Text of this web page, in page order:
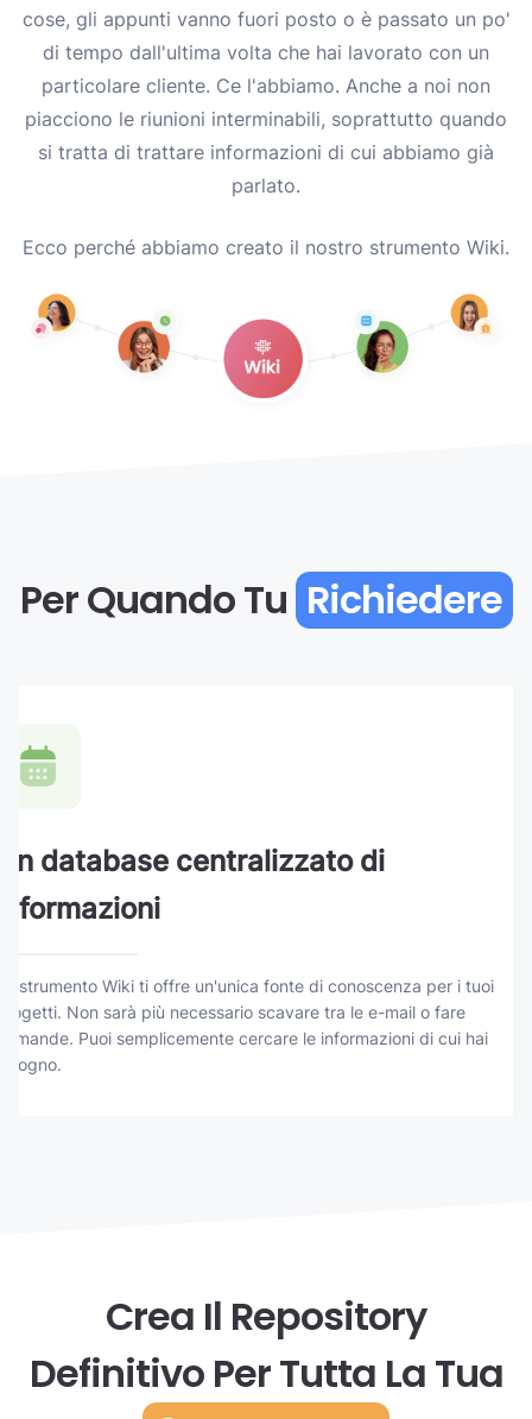
cose, gli appunti vanno fuori posto o è passato un po'
di tempo dall'ultima volta che hai lavorato con un
particolare cliente. Ce l'abbiamo. Anche a noi non
piacciono le riunioni interminabili, soprattutto quando
si tratta di trattare informazioni di cui abbiamo già
parlato.
Ecco perché abbiamo creato il nostro strumento Wiki.
Per Quando Tu Richiedere
database centralizzato di
strumento Wiki ti offre un'unica fonte di conoscenza per i tuoi
Non sarà più necessario scavare tra le e-mail o fare
Puoi semplicemente cercare le informazioni di cui hai
Crea Il Repository
Definitivo Per Tutta La Tua